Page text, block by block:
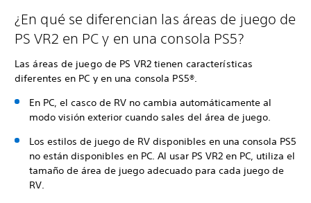
¿En qué se diferencian las áreas de juego de
PS VR2 en PC y en una consola PS5?
Las áreas de juego de PS VR2 tienen características
diferentes en PC y en una consola PS5®.
En PC, el casco de RV no cambia automáticamente al
modo visión exterior cuando sales del área de juego.
Los estilos de juego de RV disponibles en una consola PS5
no están disponibles en PC. Al usar PS VR2 en PC, utiliza el
tamaño de área de juego adecuado para cada juego de
RV.